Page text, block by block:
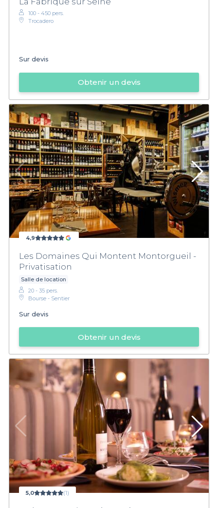
100 - 450 pers.
Trocadero
Sur devis
Obtenir un devis
4,9
Les Domaines Qui Montent Montorgueil -
Privatisation
Salle de location
20 - 35 pers.
Bourse - Sentier
Sur devis
Obtenir un devis
5,0 (1)